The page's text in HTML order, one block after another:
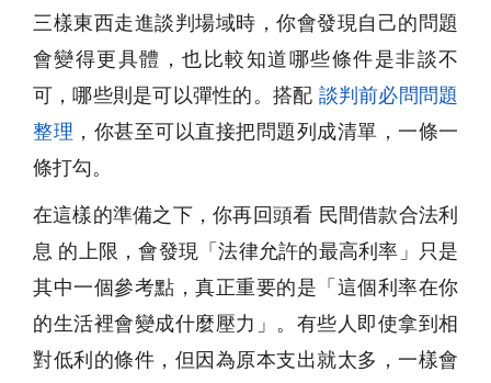
三樣東西走進談判場域時，你會發現自己的問題
會變得更具體，也比較知道哪些條件是非談不
可，哪些則是可以彈性的。搭配 談判前必問問題
整理 ，你甚至可以直接把問題列成清單，一條一
條打勾。
在這樣的準備之下，你再回頭看 民間借款合法利
息 的上限，會發現「法律允許的最高利率」只是
其中一個參考點，真正重要的是「這個利率在你
的生活裡會變成什麼壓力」。有些人即使拿到相
對低利的條件，但因為原本支出就太多，一樣會